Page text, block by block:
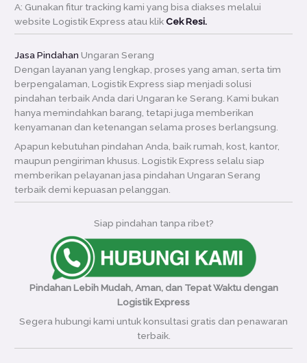
A: Gunakan fitur tracking kami yang bisa diakses melalui
website Logistik Express atau klikCek Resi.
Jasa Pindahan Ungaran Serang
Dengan layanan yang lengkap, proses yang aman, serta tim
berpengalaman, Logistik Express siap menjadi solusi
pindahan terbaik Anda dari Ungaran ke Serang. Kami bukan
hanya memindahkan barang, tetapi juga memberikan
kenyamanan dan ketenangan selama proses berlangsung.
Apapun kebutuhan pindahan Anda, baik rumah, kost, kantor,
maupun pengiriman khusus. Logistik Express selalu siap
memberikan pelayanan jasa pindahan Ungaran Serang
terbaik demi kepuasan pelanggan.
Siap pindahan tanpa ribet?
Pindahan Lebih Mudah, Aman, dan Tepat Waktu dengan
Logistik Express
Segera hubungi kami untuk konsultasi gratis dan penawaran
terbaik.